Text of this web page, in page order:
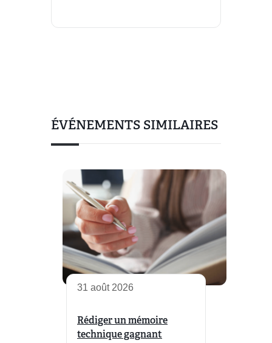
ÉVÉNEMENTS SIMILAIRES
31 août 2026
Rédiger un mémoire
technique gagnant